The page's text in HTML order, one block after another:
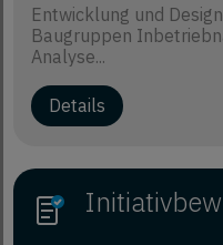
Entwicklung und
Baugruppen
Analyse...